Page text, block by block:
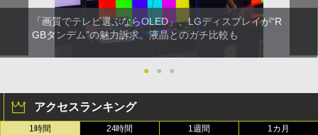
「画質でテレビ選ぶならOLED」、LGディスプレイが“R
GBタンデム”の魅力訴求。液晶とのガチ比較も
● ● ●
アクセスランキング
1時間 24時間 1週間 1カ月